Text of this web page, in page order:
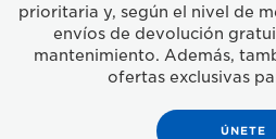
prioritaria y, según el nivel de
envíos de devolución
mantenimiento. Además,
ofertas exclusivas
ÚNETE